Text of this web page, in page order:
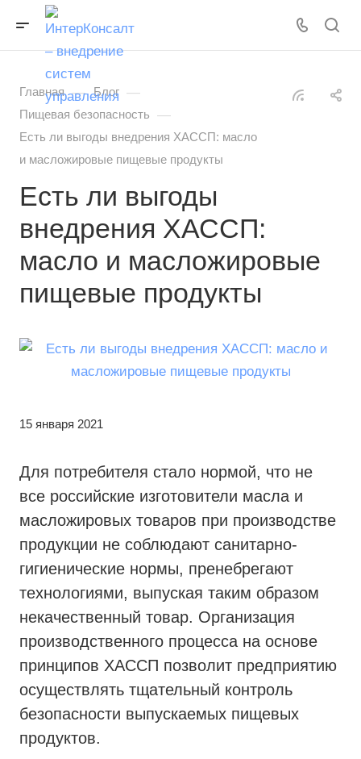
Главная — Блог —
Пищевая безопасность —
Есть ли выгоды внедрения ХАССП: масло
и масложировые пищевые продукты
Есть ли выгоды
внедрения ХАССП:
масло и масложировые
пищевые продукты
15 января 2021
Для потребителя стало нормой, что не
все российские изготовители масла и
масложировых товаров при производстве
продукции не соблюдают санитарно-
гигиенические нормы, пренебрегают
технологиями, выпуская таким образом
некачественный товар. Организация
производственного процесса на основе
принципов ХАССП позволит предприятию
осуществлять тщательный контроль
безопасности выпускаемых пищевых
продуктов.